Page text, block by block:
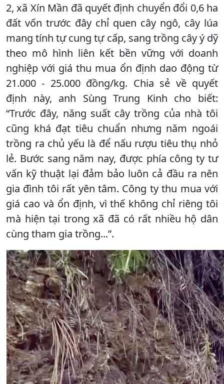
2, xã Xín Mần đã quyết định chuyển đổi 0,6 ha
đất vốn trước đây chỉ quen cây ngô, cây lúa
mang tính tự cung tự cấp, sang trồng cây ý dỹ
theo mô hình liên kết bền vững với doanh
nghiệp với giá thu mua ổn định dao động từ
21.000 - 25.000 đồng/kg. Chia sẻ về quyết
định này, anh Sùng Trung Kinh cho biết:
“Trước đây, năng suất cây trồng của nhà tôi
cũng khá đạt tiêu chuẩn nhưng năm ngoái
trồng ra chủ yếu là để nấu rượu tiêu thụ nhỏ
lẻ. Bước sang năm nay, được phía công ty tư
vấn kỹ thuật lại đảm bảo luôn cả đầu ra nên
gia đình tôi rất yên tâm. Công ty thu mua với
giá cao và ổn định, vì thế không chỉ riêng tôi
mà hiện tại trong xã đã có rất nhiều hộ dân
cùng tham gia trồng...”.